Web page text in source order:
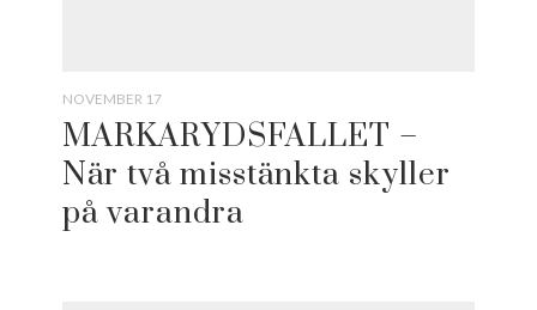
NOVEMBER 17
MARKARYDSFALLET –
När två misstänkta skyller
på varandra